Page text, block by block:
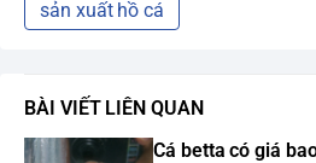
sản xuất hồ cá
BÀI VIẾT LIÊN QUAN
Cá betta có giá